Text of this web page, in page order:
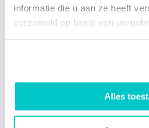
informatie die u aan ze heeft
verzameld op basis van uw
Alles